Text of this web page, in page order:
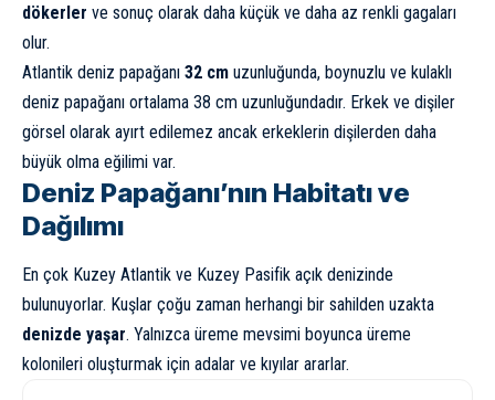
dökerler ve sonuç olarak daha küçük ve daha az renkli gagaları
olur.
Atlantik deniz papağanı 32 cm uzunluğunda, boynuzlu ve kulaklı
deniz papağanı ortalama 38 cm uzunluğundadır. Erkek ve dişiler
görsel olarak ayırt edilemez ancak erkeklerin dişilerden daha
büyük olma eğilimi var.
Deniz Papağanı’nın Habitatı ve
Dağılımı
En çok Kuzey Atlantik ve Kuzey Pasifik açık denizinde
bulunuyorlar. Kuşlar çoğu zaman herhangi bir sahilden uzakta
denizde yaşar. Yalnızca üreme mevsimi boyunca üreme
kolonileri oluşturmak için adalar ve kıyılar ararlar.